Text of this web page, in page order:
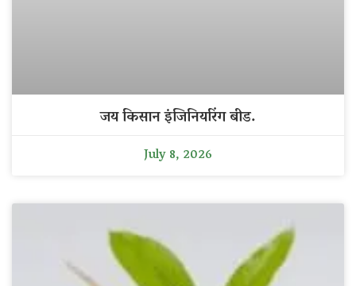
जय किसान इंजिनियरिंग बीड.
July 8, 2026